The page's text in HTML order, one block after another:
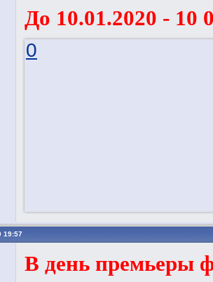
До 10.01.2020 - 10
0
19:57
В день премьеры